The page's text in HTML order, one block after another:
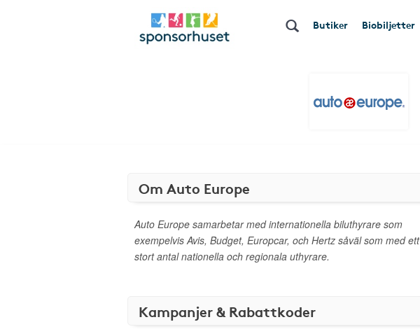
Butiker Biobiljetter
Om Auto Europe
Auto Europe samarbetar med internationella biluthyrare som
exempelvis Avis, Budget, Europcar, och Hertz såväl som med ett
stort antal nationella och regionala uthyrare.
Kampanjer & Rabattkoder